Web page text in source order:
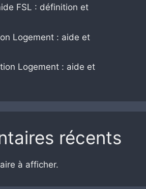
FSL : définition et
Logement : aide et
Logement : aide et
récents
à afficher.